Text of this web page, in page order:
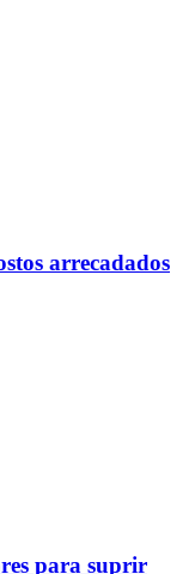
arrecadados
para suprir